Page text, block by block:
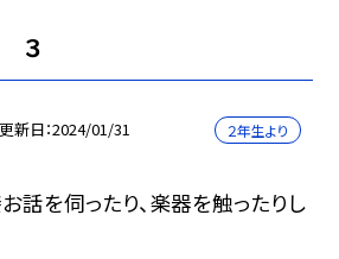
３
更新日 2024/01/31 ２年生より
話を伺ったり、楽器を触ったりし